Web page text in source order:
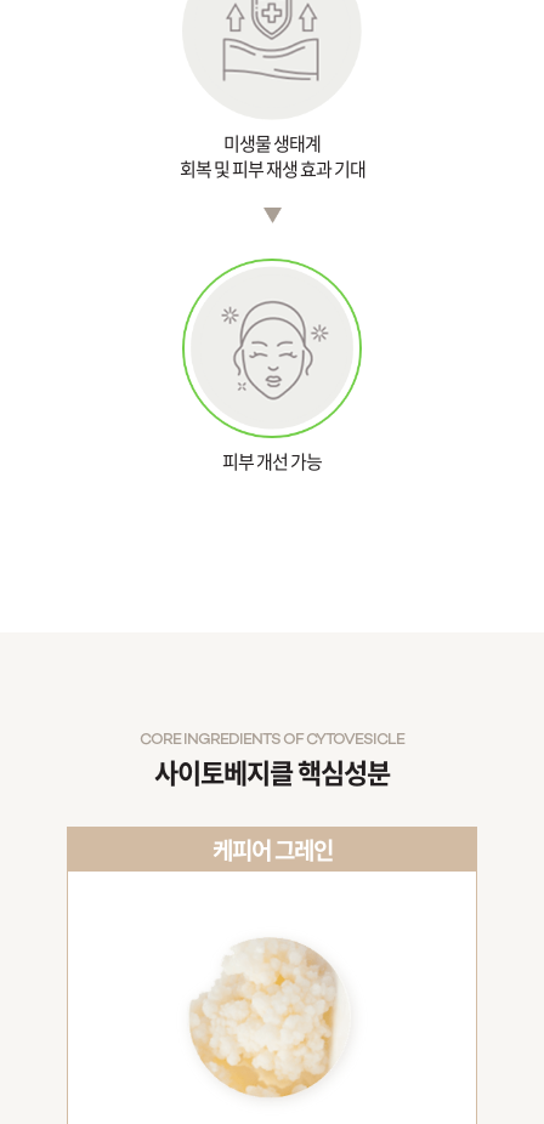
미생물 생태계
회복 및 피부 재생 효과 기대
피부 개선 가능
사이토베지클 핵심성분
CORE INGREDIENTS OF CYTOVESICLE
케피어 그레인